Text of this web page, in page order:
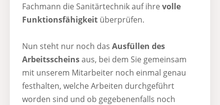
Fachmann die Sanitärtechnik auf ihre volle
Funktionsfähigkeit überprüfen.
Nun steht nur noch das Ausfüllen des
Arbeitsscheinsaus, bei dem Sie gemeinsam
mit unserem Mitarbeiter noch einmal genau
festhalten, welche Arbeiten durchgeführt
worden sind und ob gegebenenfalls noch